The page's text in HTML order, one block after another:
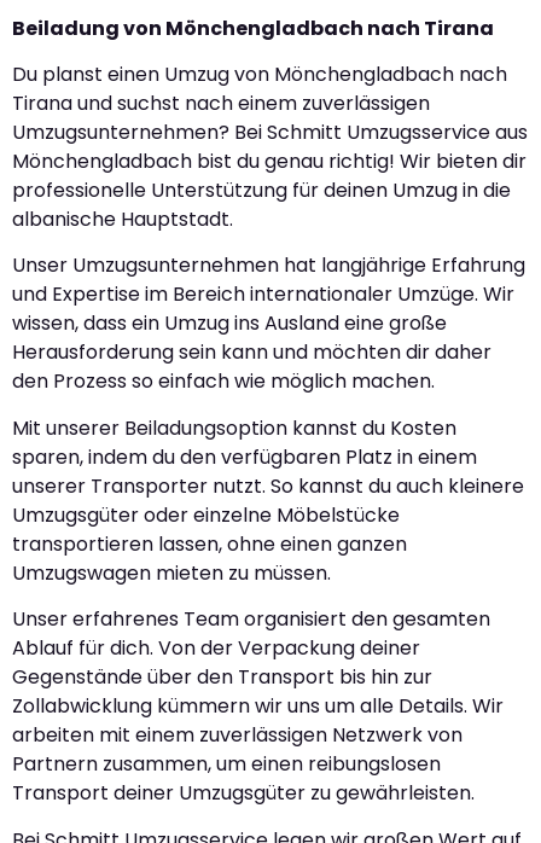
Beiladung von Mönchengladbach nach Tirana
Du planst einen Umzug von Mönchengladbach nach
Tirana und suchst nach einem zuverlässigen
Umzugsunternehmen? Bei Schmitt Umzugsservice aus
Mönchengladbach bist du genau richtig! Wir bieten dir
professionelle Unterstützung für deinen Umzug in die
albanische Hauptstadt.
Unser Umzugsunternehmen hat langjährige Erfahrung
und Expertise im Bereich internationaler Umzüge. Wir
wissen, dass ein Umzug ins Ausland eine große
Herausforderung sein kann und möchten dir daher
den Prozess so einfach wie möglich machen.
Mit unserer Beiladungsoption kannst du Kosten
sparen, indem du den verfügbaren Platz in einem
unserer Transporter nutzt. So kannst du auch kleinere
Umzugsgüter oder einzelne Möbelstücke
transportieren lassen, ohne einen ganzen
Umzugswagen mieten zu müssen.
Unser erfahrenes Team organisiert den gesamten
Ablauf für dich. Von der Verpackung deiner
Gegenstände über den Transport bis hin zur
Zollabwicklung kümmern wir uns um alle Details. Wir
arbeiten mit einem zuverlässigen Netzwerk von
Partnern zusammen, um einen reibungslosen
Transport deiner Umzugsgüter zu gewährleisten.